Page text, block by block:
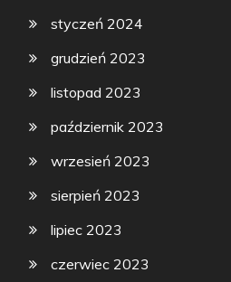
styczeń 2024
grudzień 2023
listopad 2023
październik 2023
wrzesień 2023
sierpień 2023
lipiec 2023
czerwiec 2023